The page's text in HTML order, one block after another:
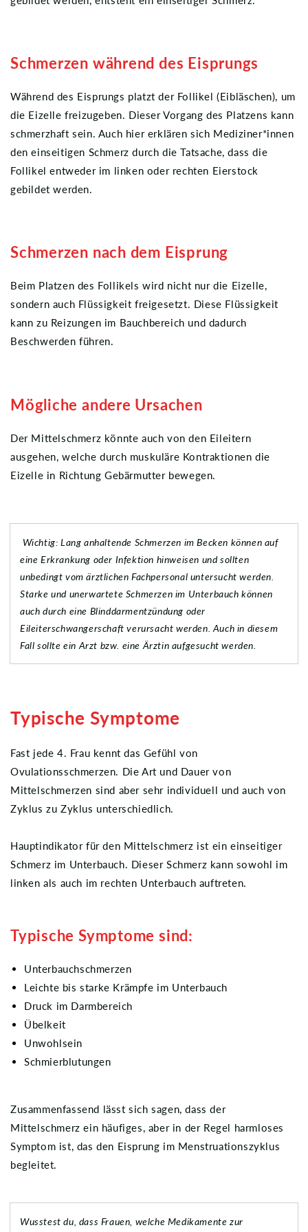
Schmerzen während des Eisprungs
Während des Eisprungs platzt der Follikel (Eibläschen), um
die Eizelle freizugeben. Dieser Vorgang des Platzens kann
schmerzhaft sein. Auch hier erklären sich Mediziner*innen
den einseitigen Schmerz durch die Tatsache, dass die
Follikel entweder im linken oder rechten Eierstock
gebildet werden.
Schmerzen nach dem Eisprung
Beim Platzen des Follikels wird nicht nur die Eizelle,
sondern auch Flüssigkeit freigesetzt. Diese Flüssigkeit
kann zu Reizungen im Bauchbereich und dadurch
Beschwerden führen.
Mögliche andere Ursachen
Der Mittelschmerz könnte auch von den Eileitern
ausgehen, welche durch muskuläre Kontraktionen die
Eizelle in Richtung Gebärmutter bewegen.
Wichtig: Lang anhaltende Schmerzen im Becken können auf
eine Erkrankung oder Infektion hinweisen und sollten
unbedingt vom ärztlichen Fachpersonal untersucht werden.
Starke und unerwartete Schmerzen im Unterbauch können
auch durch eine Blinddarmentzündung oder
Eileiterschwangerschaft verursacht werden. Auch in diesem
Fall sollte ein Arzt bzw. eine Ärztin aufgesucht werden.
Typische Symptome
Fast jede 4. Frau kennt das Gefühl von
Ovulationsschmerzen. Die Art und Dauer von
Mittelschmerzen sind aber sehr individuell und auch von
Zyklus zu Zyklus unterschiedlich.
Hauptindikator für den Mittelschmerz ist ein einseitiger
Schmerz im Unterbauch. Dieser Schmerz kann sowohl im
linken als auch im rechten Unterbauch auftreten.
Typische Symptome sind:
Unterbauchschmerzen
Leichte bis starke Krämpfe im Unterbauch
Druck im Darmbereich
Übelkeit
Unwohlsein
Schmierblutungen
Zusammenfassend lässt sich sagen, dass der
Mittelschmerz ein häufiges, aber in der Regel harmloses
Symptom ist, das den Eisprung im Menstruationszyklus
begleitet.
Wusstest du, dass Frauen, welche Medikamente zur